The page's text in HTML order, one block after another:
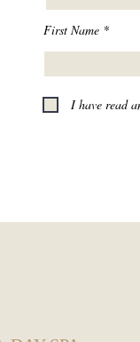
First Name
I have read